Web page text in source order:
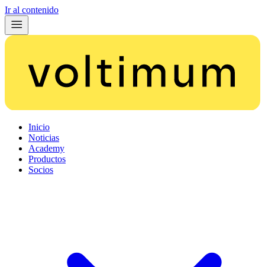
Ir al contenido
Inicio
Noticias
Academy
Productos
Socios